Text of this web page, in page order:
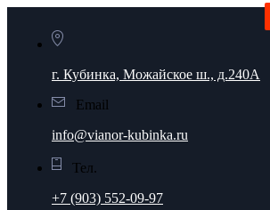
г. Кубинка, Можайское ш., д.240А
Email
info@vianor-kubinka.ru
Тел.
+7 (903) 552-09-97